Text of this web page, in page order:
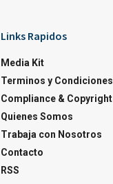
Links Rapidos
Media Kit
Terminos y Condiciones
Compliance & Copyright
Quienes Somos
Trabaja con Nosotros
Contacto
RSS